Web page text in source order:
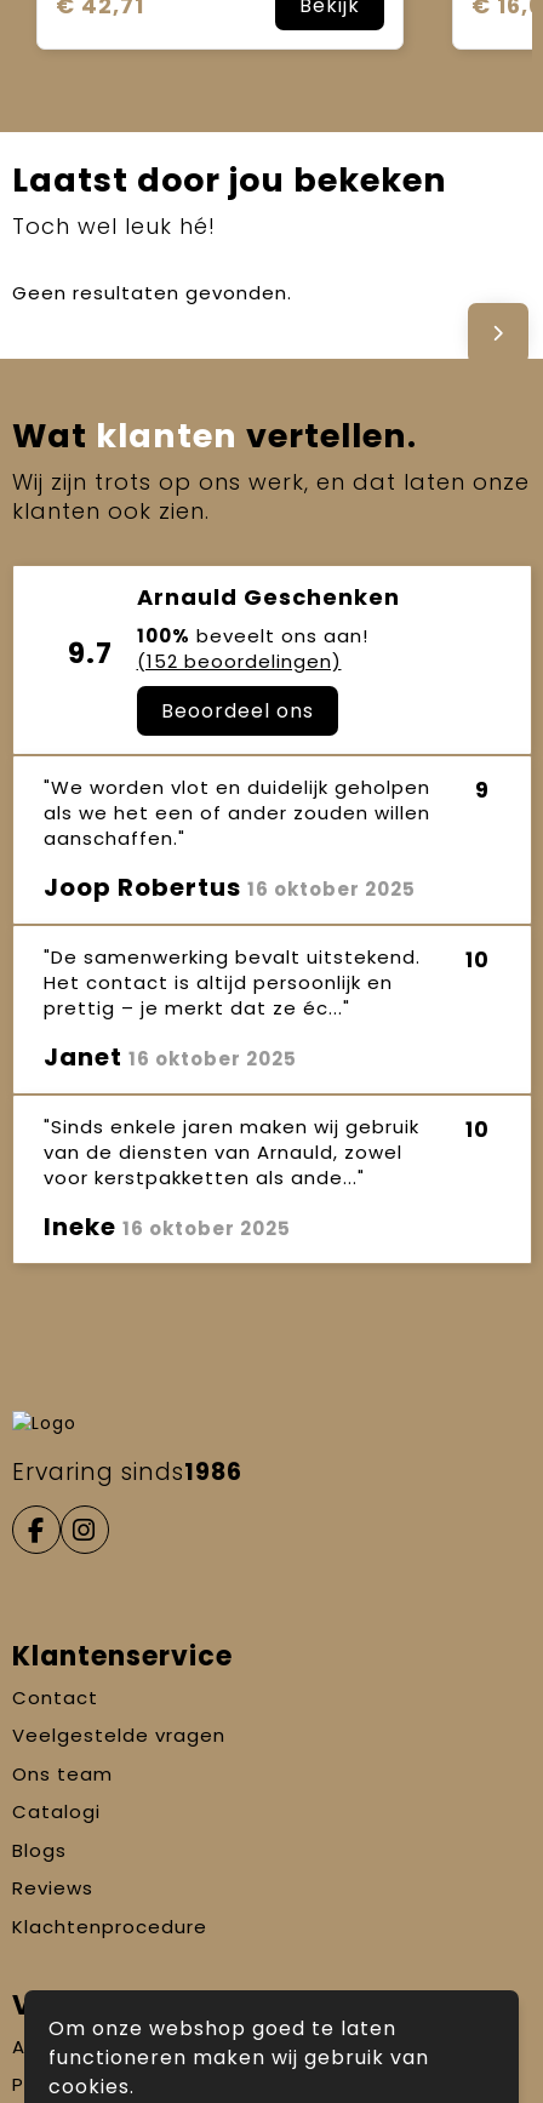
Bekijk
Laatst door jou bekeken
Toch wel leuk hé!
Geen resultaten gevonden.
Wat klanten vertellen.
Wij zijn trots op ons werk, en dat laten onze
klanten ook zien.
9.7
Arnauld Geschenken
100% beveelt ons aan!
(152 beoordelingen)
Beoordeel ons
"We worden vlot en duidelijk geholpen
als we het een of ander zouden willen
aanschaffen."
9
Joop Robertus 16 oktober 2025
"De samenwerking bevalt uitstekend.
Het contact is altijd persoonlijk en
prettig – je merkt dat ze éc..."
10
Janet 16 oktober 2025
"Sinds enkele jaren maken wij gebruik
van de diensten van Arnauld, zowel
voor kerstpakketten als ande..."
10
Ineke 16 oktober 2025
Ervaring sinds1986
Klantenservice
Contact
Veelgestelde vragen
Ons team
Catalogi
Blogs
Reviews
Klachtenprocedure
Veilig winkelen
Algemene voorwaarden
Privacyverklaring
Om onze webshop goed te laten
functioneren maken wij gebruik van
cookies.